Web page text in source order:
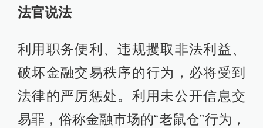
法官说法
利用职务便利、违规攫取非法利益、
破坏金融交易秩序的行为，必将受到
法律的严厉惩处。利用未公开信息交
易罪，俗称金融市场的“老鼠仓”行为，